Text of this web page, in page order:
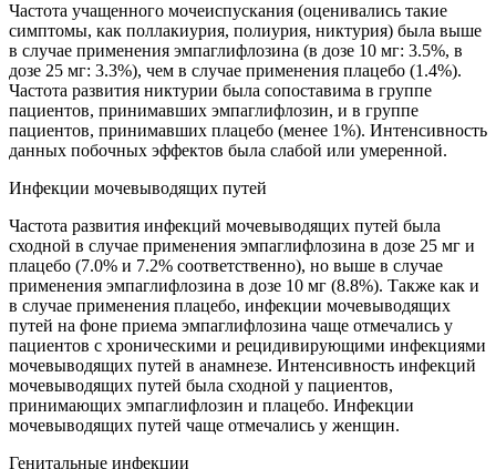
Частота учащенного мочеиспускания (оценивались такие
симптомы, как поллакиурия, полиурия, никтурия) была выше
в случае применения эмпаглифлозина (в дозе 10 мг: 3.5%, в
дозе 25 мг: 3.3%), чем в случае применения плацебо (1.4%).
Частота развития никтурии была сопоставима в группе
пациентов, принимавших эмпаглифлозин, и в группе
пациентов, принимавших плацебо (менее 1%). Интенсивность
данных побочных эффектов была слабой или умеренной.
Инфекции мочевыводящих путей
Частота развития инфекций мочевыводящих путей была
сходной в случае применения эмпаглифлозина в дозе 25 мг и
плацебо (7.0% и 7.2% соответственно), но выше в случае
применения эмпаглифлозина в дозе 10 мг (8.8%). Также как и
в случае применения плацебо, инфекции мочевыводящих
путей на фоне приема эмпаглифлозина чаще отмечались у
пациентов с хроническими и рецидивирующими инфекциями
мочевыводящих путей в анамнезе. Интенсивность инфекций
мочевыводящих путей была сходной у пациентов,
принимающих эмпаглифлозин и плацебо. Инфекции
мочевыводящих путей чаще отмечались у женщин.
Генитальные инфекции